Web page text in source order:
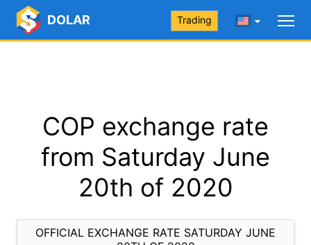
DOLAR Trading
COP exchange rate
from Saturday June
20th of 2020
OFFICIAL EXCHANGE RATE SATURDAY JUNE